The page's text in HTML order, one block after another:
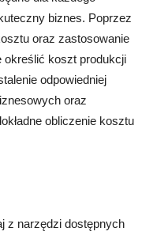
biznes. Poprzez
oraz zastosowanie
określić koszt produkcji
odpowiedniej
oraz
obliczenie kosztu
z narzędzi dostępnych